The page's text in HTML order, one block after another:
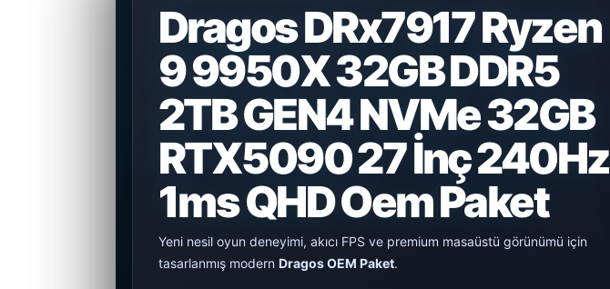
Dragos DRx7917 Ryzen
9 9950X 32GB DDR5
2TB GEN4 NVMe 32GB
RTX5090 27 İnç 240Hz
1ms QHD Oem Paket
Yeni nesil oyun deneyimi, akıcı FPS ve premium masaüstü görünümü için
tasarlanmış modern Dragos OEM Paket.